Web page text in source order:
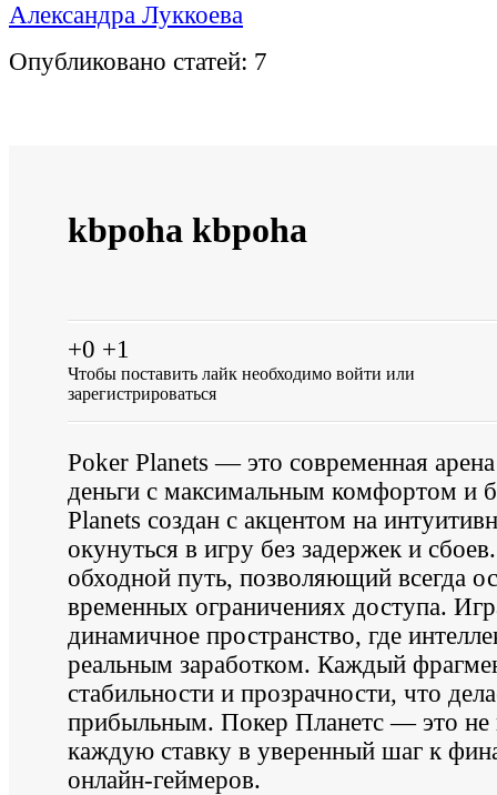
Александра Луккоева
Опубликовано статей: 7
kbpoha kbpoha
+0 +1
Чтобы поставить лайк необходимо войти или
зарегистрироваться
Poker Planets — это современная
деньги с максимальным комфортом и
Planets создан с акцентом на
окунуться в игру без задержек и
обходной путь, позволяющий всегда
временных ограничениях доступа.
динамичное пространство, где
реальным заработком. Каждый
стабильности и прозрачности, что
прибыльным. Покер Планетс — это не
каждую ставку в уверенный шаг к
онлайн-геймеров.